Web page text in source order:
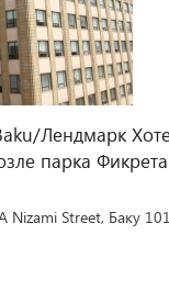
Лендмарк
парка
Nizami Street, Баку